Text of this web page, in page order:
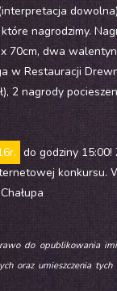
nagrodzimy.
70cm, dwa
Restauracji
2 nagrody
do godziny
konkursu.
do opublikowania
oraz umieszczenia